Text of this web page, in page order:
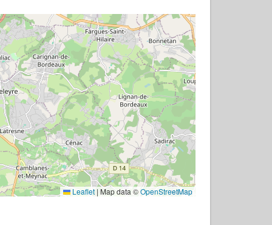
Leaflet | Map data ©OpenStreetMap